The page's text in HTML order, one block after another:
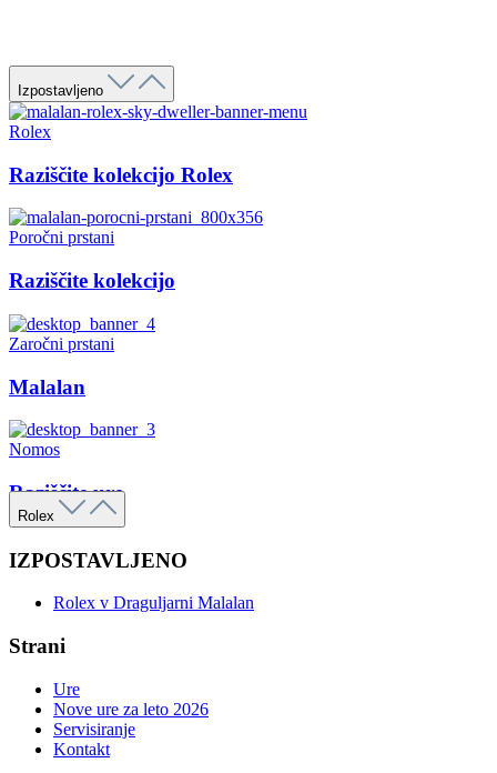
Izpostavljeno
Rolex
Raziščite kolekcijo Rolex
Poročni prstani
Raziščite kolekcijo
Zaročni prstani
Malalan
Nomos
Raziščite ure
Rolex
IZPOSTAVLJENO
Rolex v Draguljarni Malalan
Strani
Ure
Nove ure za leto 2026
Servisiranje
Kontakt